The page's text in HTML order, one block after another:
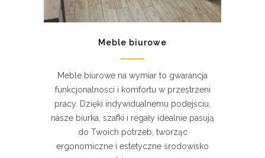
Meble biurowe
Meble biurowe na wymiar to gwarancja
funkcjonalności i komfortu w przestrzeni
pracy. Dzięki indywidualnemu podejściu,
nasze biurka, szafki i regały idealnie pasują
do Twoich potrzeb, tworząc
ergonomiczne i estetyczne środowisko